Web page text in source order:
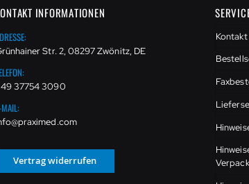
INFORMATIONEN
Str. 2, 08297 Zwönitz, DE
37754 3090
Vertrag widerrufen
Kontakt